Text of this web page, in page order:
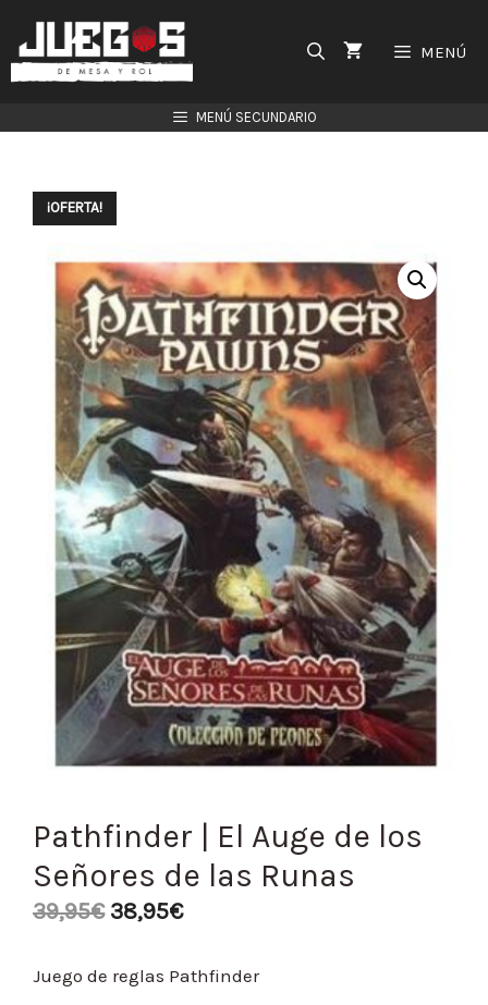
contenido
MENÚ
MENÚ SECUNDARIO
¡OFERTA!
Pathfinder | El Auge de los
Señores de las Runas
39,95€ 38,95€
Juego de reglas Pathfinder